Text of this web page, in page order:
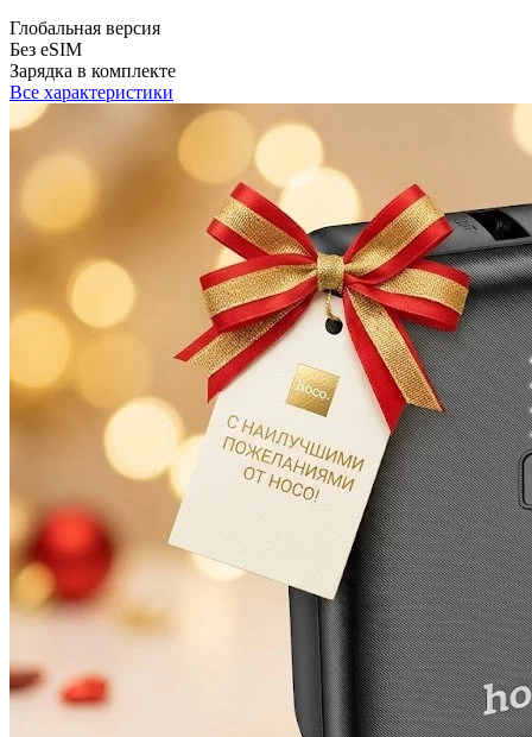
Глобальная версия
Без eSIM
Зарядка в комплекте
Все характеристики